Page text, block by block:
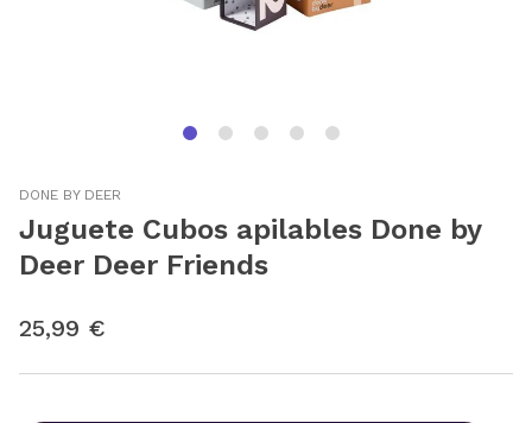
DONE BY DEER
Juguete Cubos apilables Done by
Deer Deer Friends
25,99 €